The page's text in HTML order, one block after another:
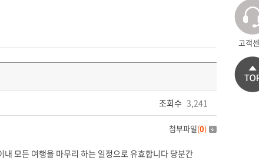
조회수 3,241
첨부파일(0)
모든 여행을 마무리 하는 일정으로 유효합니다 당분간
고객